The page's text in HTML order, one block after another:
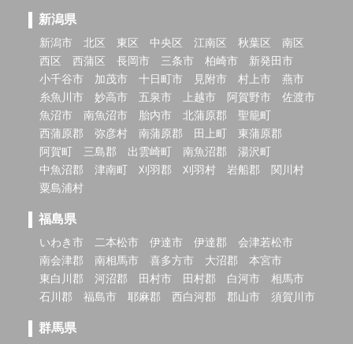
新潟県
新潟市 北区 東区 中央区 江南区 秋葉区
南区
西区
西蒲区 長岡市 三条市 柏崎市
新発田市
小千谷市
加茂市 十日町市 見附市 村上市
燕市
糸魚川市
妙高市 五泉市 上越市 阿賀野市
佐渡市
魚沼市
南魚沼市 胎内市 北蒲原郡
聖籠町
西蒲原郡
弥彦村 南蒲原郡 田上町
東蒲原郡
阿賀町
三島郡 出雲崎町 南魚沼郡
湯沢町
中魚沼郡
津南町 刈羽郡 刈羽村 岩船郡
関川村
粟島浦村
福島県
いわき市 二本松市 伊達市 伊達郡
会津若松市
南会津郡
南相馬市 喜多方市 大沼郡
本宮市
東白川郡
河沼郡 田村市 田村郡 白河市
相馬市
石川郡
福島市 耶麻郡 西白河郡 郡山市 須賀川市
群馬県